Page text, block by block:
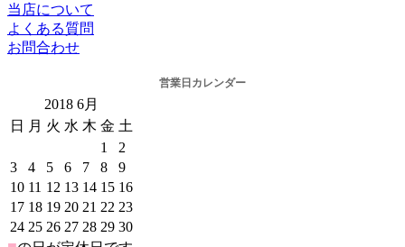
当店について
よくある質問
お問合わせ
営業日カレンダー
2018 6月
日
月 火 水 木 金 土
1
2
3
4 5 6 7 8
9
10 11 12 13 14 15 16
17 18 19 20 21 22 23
24 25 26 27 28 29 30